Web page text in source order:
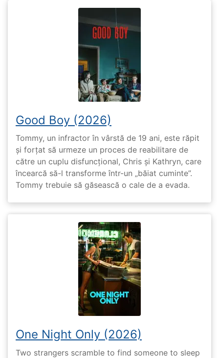
Good Boy (2026)
Tommy, un infractor în vârstă de 19 ani, este răpit
și forțat să urmeze un proces de reabilitare de
către un cuplu disfuncțional, Chris și Kathryn, care
încearcă să-l transforme într-un „băiat cuminte”.
Tommy trebuie să găsească o cale de a evada.
One Night Only (2026)
Two strangers scramble to find someone to sleep